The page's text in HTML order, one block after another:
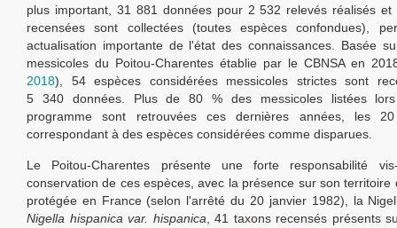
plus important, 31 881 données pour 2 532 relevés réalisés et
recensées sont collectées (toutes espèces confondues),
actualisation importante de l'état des connaissances. Basée
messicoles du Poitou-Charentes établie par le CBNSA en
2018), 54 espèces considérées messicoles strictes sont
5 340 données. Plus de 80 % des messicoles listées
programme sont retrouvées ces dernières années, les
correspondant à des espèces considérées comme disparues.
Le Poitou-Charentes présente une forte responsabilité
conservation de ces espèces, avec la présence sur son territoire
protégée en France (selon l'arrêté du 20 janvier 1982), la
Nigella hispanica var. hispanica , 41 taxons recensés présents